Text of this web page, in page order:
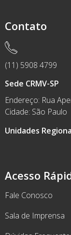
Acesso
Fale Conosco
Sala de Imprensa
Contato
(11) 5908 4799
Sede CRMV-SP
Endereço: Rua
Cidade: São Paulo
Unidades